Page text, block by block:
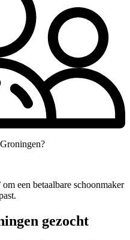
een betaalbare schoonmaker
gezocht